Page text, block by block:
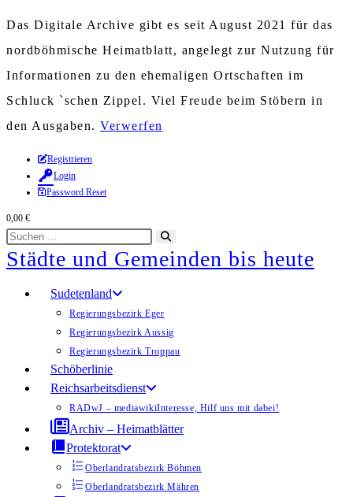
Das Digitale Archive gibt es seit August 2021 für das
nordböhmische Heimatblatt, angelegt zur Nutzung für
Informationen zu den ehemaligen Ortschaften im
Schluck `schen Zippel. Viel Freude beim Stöbern in
den Ausgaben. Verwerfen
Zum
Inhalt
springen
Registrieren
Login
Password Reset
0,00 €
Diese
Website
durchsuchen
starten
Städte und Gemeinden bis heute
Sudetenland
Regierungsbezirk Eger
Regierungsbezirk Aussig
Regierungsbezirk Troppau
Schöberlinie
Reichsarbeitsdienst
RADwJ – mediawikiInteresse, Hilf uns mit dabei!
Archiv – Heimatblätter
Protektorat
Oberlandratsbezirk Böhmen
Oberlandratsbezirk Mähren